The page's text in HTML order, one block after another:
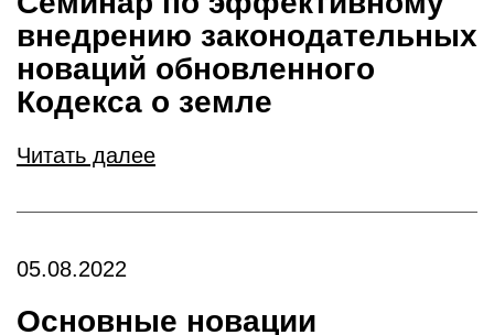
внедрению законодательных
новаций обновленного
Кодекса о земле
Читать далее
05.08.2022
Основные новации